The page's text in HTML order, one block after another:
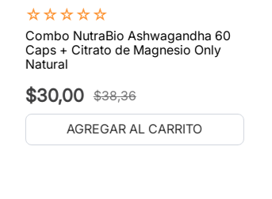
☆☆☆☆☆
Combo NutraBio Ashwagandha 60
Caps + Citrato de Magnesio Only
Natural
$30,00 $38,36
AGREGAR AL CARRITO